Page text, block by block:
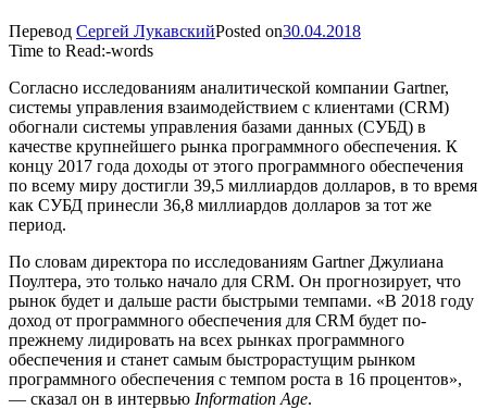
Перевод Сергей ЛукавскийPosted on30.04.2018
Time to Read:-words
Согласно исследованиям аналитической компании Gartner,
системы управления взаимодействием с клиентами (CRM)
обогнали системы управления базами данных (СУБД) в
качестве крупнейшего рынка программного обеспечения. К
концу 2017 года доходы от этого программного обеспечения
по всему миру достигли 39,5 миллиардов долларов, в то время
как СУБД принесли 36,8 миллиардов долларов за тот же
период.
По словам директора по исследованиям Gartner Джулиана
Поултера, это только начало для CRM. Он прогнозирует, что
рынок будет и дальше расти быстрыми темпами. «В 2018 году
доход от программного обеспечения для CRM будет по-
прежнему лидировать на всех рынках программного
обеспечения и станет самым быстрорастущим рынком
программного обеспечения с темпом роста в 16 процентов»,
— сказал он в интервью Information Age.